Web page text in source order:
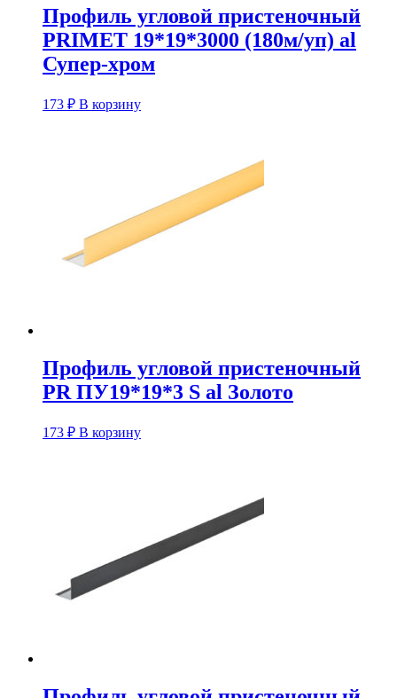
Профиль угловой пристеночный
PRIMET 19*19*3000 (180м/уп) al
Супер-хром
173 ₽ В корзину
Профиль угловой пристеночный
PR ПУ19*19*3 S al Золото
173 ₽ В корзину